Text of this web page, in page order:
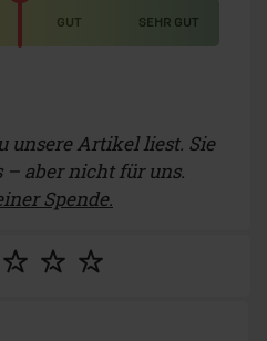
GUT SEHR GUT
unsere Artikel liest. Sie
aber nicht für uns.
Spende.